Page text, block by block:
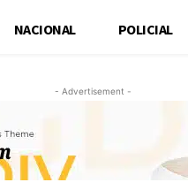
NACIONAL POLICIAL
- Advertisement -